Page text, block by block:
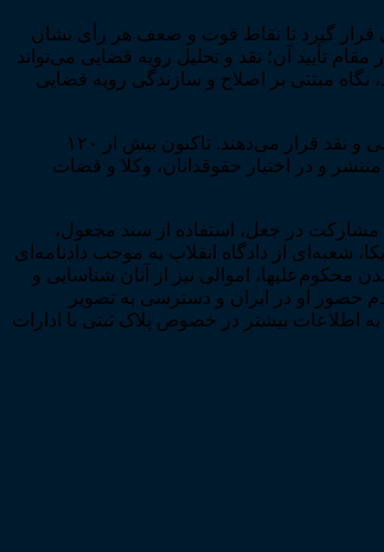
قرار گیرد تا نقاط قوت و ضعف هر رأی نشان
تأیید آن؛ نقد و تحلیل رویه قضایی می‌تواند
نگاه مبتنی بر اصلاح و سازندگی رویه قضایی
برگزاری نشست‌های نقد رأی در ایران دارای سابقه‌ای طولانی نیست. در این نشست‌ها قضات و اساتید برجسته، آرای صادره همکاران قضایی خود را مورد بررسی و نقد قرار می‌دهند. تاکنون بیش از ۱۲۰
و انتشارات قوه قضاییه منتشر و در اختیار حقوقدانان، وکلا و قضات
در جعل، استفاده از سند مجعول،
شعبه‌ای از دادگاه انقلاب به موجب دادنامه‌ای
محکوم‌علیها، اموالی نیز از آنان شناسایی و
او در ایران و دسترسی به تصویر
اطلاعات بیشتر در خصوص پلاک ثبتی با ادارات